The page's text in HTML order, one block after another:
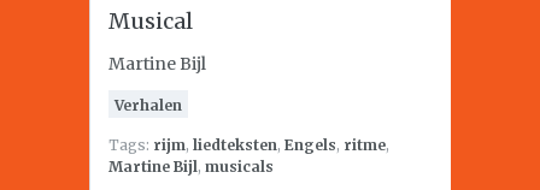
Musical
Martine Bijl
Verhalen
Tags: rijm, liedteksten, Engels, ritme,
Martine Bijl, musicals